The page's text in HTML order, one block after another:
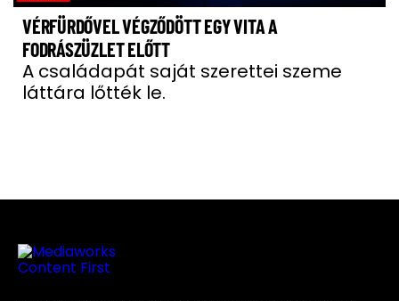
VÉRFÜRDŐVEL VÉGZŐDÖTT EGY VITA A
FODRÁSZÜZLET ELŐTT
A családapát saját szerettei szeme
láttára lőtték le.